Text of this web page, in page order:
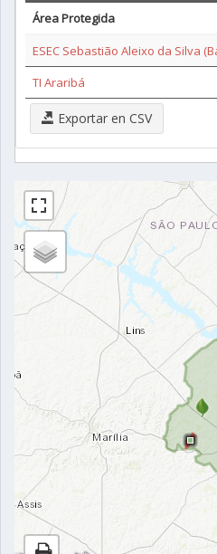
Área Protegida
ESEC Sebastião Aleixo da Silva
TI Araribá
Exportar en CSV